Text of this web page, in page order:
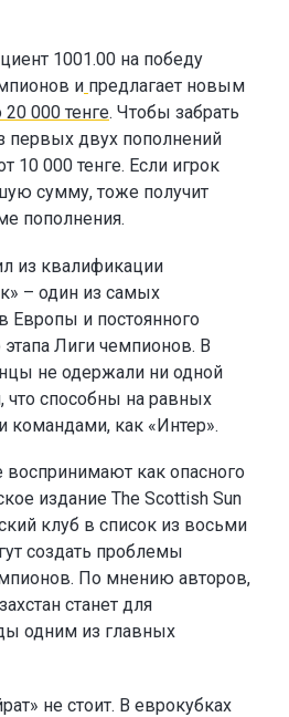
1001.00 на победу
и предлагает новым
000 тенге. Чтобы забрать
первых двух пополнений
10 000 тенге. Если игрок
сумму, тоже получит
пополнения.
из квалификации
– один из самых
Европы и постоянного
этапа Лиги чемпионов. В
не одержали ни одной
что способны на равных
командами, как «Интер».
воспринимают как опасного
издание The Scottish Sun
клуб в список из восьми
создать проблемы
По мнению авторов,
станет для
одним из главных
не стоит. В еврокубках